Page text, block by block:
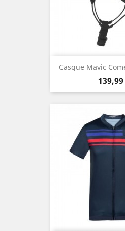
Casque Mavic
Prix